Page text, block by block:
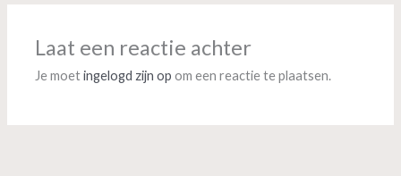
Laat een reactie achter
Je moetingelogd zijn op om een reactie te plaatsen.